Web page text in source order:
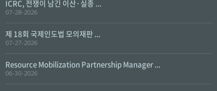
ICRC, 전쟁이 남긴 이산·실종 ...
07-28-2026
제 18회 국제인도법 모의재판 ...
07-27-2026
Resource Mobilization Partnership Manager ...
06-30-2026